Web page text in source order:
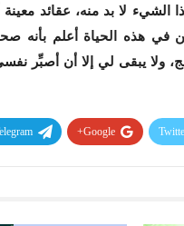
لا بد منه، عقائد معينة
هذه الحياة أعلم بأنه
ولا يبقى لي إلا أن أصبِّر
Google+